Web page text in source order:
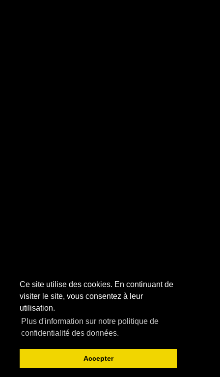
Ce site utilise des cookies. En continuant de
visiter le site, vous consentez à leur
utilisation.
Plus d'information sur notre politique de
confidentialité des données.
Accepter